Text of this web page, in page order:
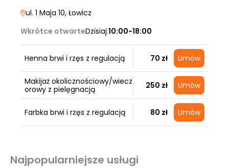
ul. 1 Maja 10, Łowicz
Wkrótce otwarteDzisiaj:10:00-18:00
Henna brwi i rzęs z regulacją 70 zł Umów
Makijaż okolicznościowy/wiecz
orowy z pielęgnacją
250 zł Umów
Farbka brwi i rzęs z regulacją 80 zł Umów
Najpopularniejsze usługi